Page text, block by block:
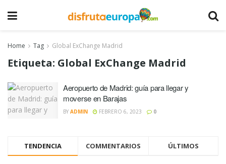
Home Tag Global ExChange Madrid
Etiqueta: Global ExChange Madrid
Aeropuerto de Madrid: guía para llegar y
moverse en Barajas
BY ADMIN FEBRERO 6, 2023 0
TENDENCIA COMMENTARIOS ÚLTIMOS